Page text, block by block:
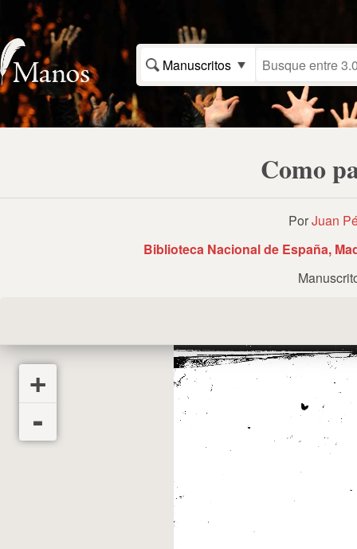
Manuscritos
Como
PorJuan
Biblioteca Nacional de España,